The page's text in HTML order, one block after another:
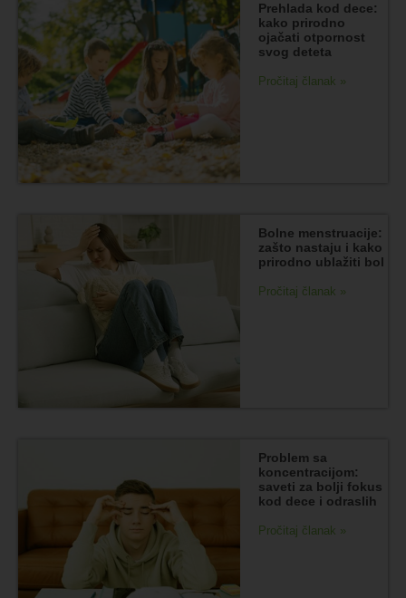
Prehlada kod dece:
kako prirodno
ojačati otpornost
svog deteta
Pročitaj članak »
Bolne menstruacije:
zašto nastaju i kako
prirodno ublažiti bol
Pročitaj članak »
Problem sa
koncentracijom:
saveti za bolji fokus
kod dece i odraslih
Pročitaj članak »